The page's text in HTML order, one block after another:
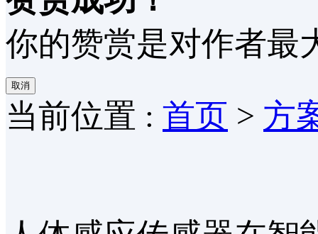
你的赞赏是对作者最
取消
当前位置 : 首页 > 方